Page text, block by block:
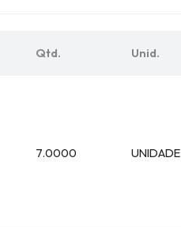
Qtd. Unid.
7.0000 UNIDADE